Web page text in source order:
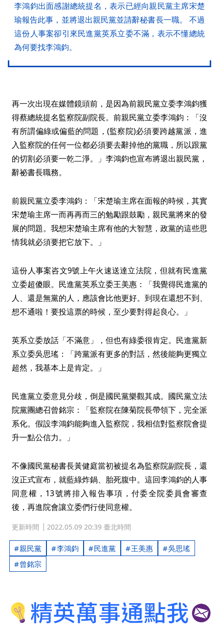
李鴻鈞出面感謝總統提名，表示已經向親民黨主席宋楚
瑜報告此事，並將退出親民黨並請辭秘書長一職。 不過
這份人事案卻引來民進黨英系立委不滿，表示不懂總統
為何要找李鴻鈞。
再一次出現在媒體鏡頭前，是因為前親民黨立委李鴻鈞獲
得蔡總統提名監察院副院長。前親民黨立委李鴻鈞：「沒
有所謂偏綠或偏藍的問題，(監察院)必須要跨越黨派，進
入監察院的任何一位都必須要去辭掉他的黨職，所以跟黨
的切割必須要一乾二淨。」李鴻鈞也宣布將退出親民黨，
辭祕書長職務。
前親民黨立委李鴻鈞：「宋楚瑜主席在面報的時候，其實
宋楚瑜主席一而再再而三的勉勵跟鼓勵，親民黨將來的發
展的問題。我想宋楚瑜主席有他的大智慧，政黨的這些思
情我就必須要把它放下。」
這份人事案咨文9號上午火速送達立法院，但就有民進黨
立委超傻眼。民進黨英系立委王美惠：「我覺得民進黨的
人、還是無黨的人，應該會比他更好。到現在還想不到、
想不通啦！要投這票的時候，至少要對得起良心。」
英系立委放話「不滿意」，但也有綠委很肯定。民進黨新
系立委吳思瑤：「跨黨派有更多的對話，然後能夠更獨立
超然，我基本上是肯定。」
民進黨立委意見分歧，倒是國民黨樂觀其成。國民黨立法
院黨團總召曾銘宗：「監察院在陳菊院長帶領下，完全派
系化。假設李鴻鈞能夠進入監察院，我相信對監察院會提
升一點公信力。」
不像國民黨秘書長黃健庭當初被提名為監察院副院長，還
沒正式宣布，就藍綠炸鍋、胎死腹中。這回李鴻鈞的人事
同意權，13號將排入報告事項，付委全院委員會審查
後，再進院會讓立委們行使同意權。
更新時間 2022.05.09 20:39 臺北時間
親民黨 李鴻鈞 民進黨 王美惠
吳思瑤
曾銘宗